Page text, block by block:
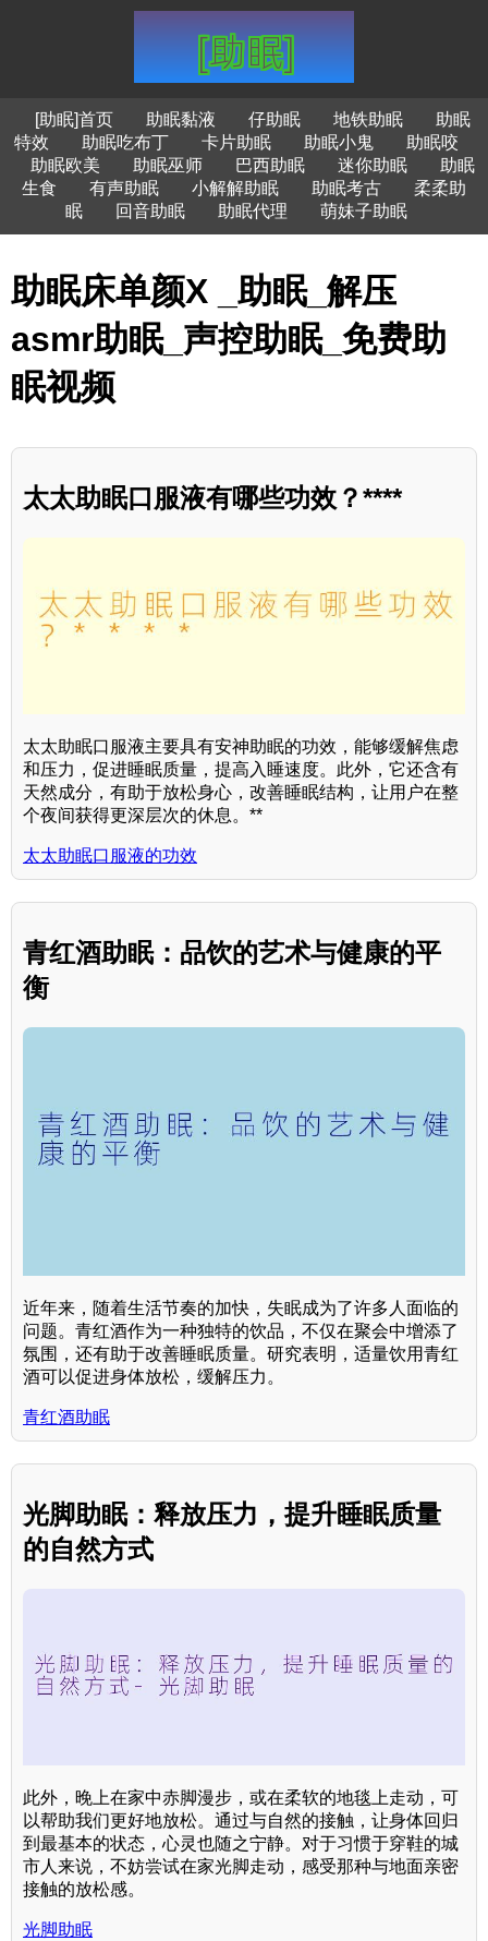
[助眠]首页 助眠黏液 仔助眠 地铁助眠
助眠
特效
助眠吃布丁 卡片助眠 助眠小鬼
助眠咬
助眠欧美
助眠巫师 巴西助眠 迷你助眠
助眠
生食
有声助眠 小解解助眠 助眠考古
柔柔助
眠
回音助眠 助眠代理 萌妹子助眠
助眠床单颜X _助眠_解压
asmr助眠_声控助眠_免费助
眠视频
太太助眠口服液有哪些功效？****
太太助眠口服液主要具有安神助眠的功效，能够缓解焦虑
和压力，促进睡眠质量，提高入睡速度。此外，它还含有
天然成分，有助于放松身心，改善睡眠结构，让用户在整
个夜间获得更深层次的休息。**
太太助眠口服液的功效
青红酒助眠：品饮的艺术与健康的平
衡
近年来，随着生活节奏的加快，失眠成为了许多人面临的
问题。青红酒作为一种独特的饮品，不仅在聚会中增添了
氛围，还有助于改善睡眠质量。研究表明，适量饮用青红
酒可以促进身体放松，缓解压力。
青红酒助眠
光脚助眠：释放压力，提升睡眠质量
的自然方式
此外，晚上在家中赤脚漫步，或在柔软的地毯上走动，可
以帮助我们更好地放松。通过与自然的接触，让身体回归
到最基本的状态，心灵也随之宁静。对于习惯于穿鞋的城
市人来说，不妨尝试在家光脚走动，感受那种与地面亲密
接触的放松感。
光脚助眠